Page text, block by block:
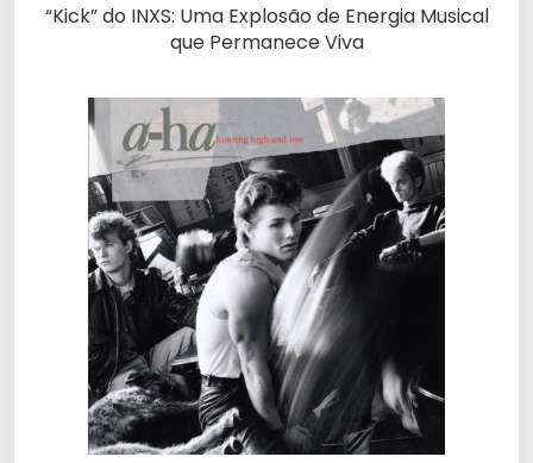
“Kick” do INXS: Uma Explosão de Energia Musical
que Permanece Viva